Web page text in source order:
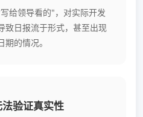
给领导看的"，对实际开发
致日报流于形式，甚至出现
的情况。
验证真实性